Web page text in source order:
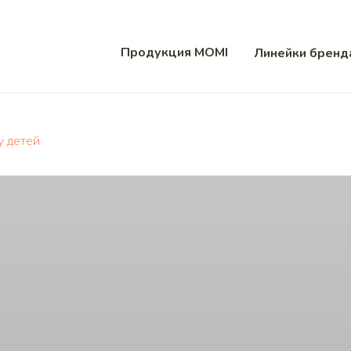
Линейки
Продукция MOMI
детей